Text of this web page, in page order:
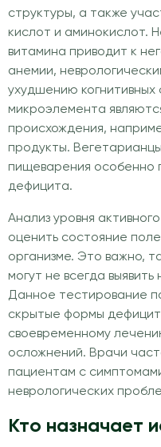
структуры, а также
кислот и аминокислот.
витамина приводит к
анемии,
ухудшению когнитивных
микроэлемента
происхождения,
продукты.
пищеварения особенно
дефицита.
Анализ уровня
оценить состояние
организме. Это важно,
могут не всегда
Данное тестирование
скрытые формы
своевременному
осложнений. Врачи
пациентам с
неврологических
Кто назначает